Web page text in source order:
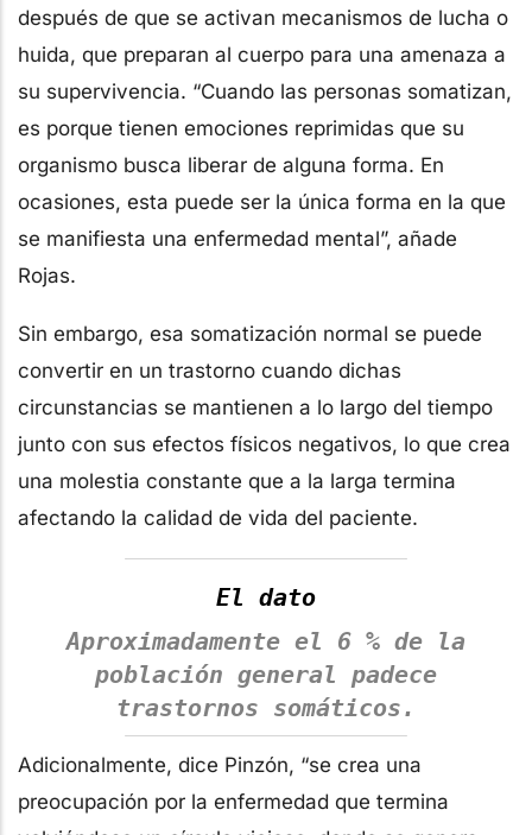
después de que se activan mecanismos de lucha o
huida, que preparan al cuerpo para una amenaza a
su supervivencia. “Cuando las personas somatizan,
es porque tienen emociones reprimidas que su
organismo busca liberar de alguna forma. En
ocasiones, esta puede ser la única forma en la que
se manifiesta una enfermedad mental”, añade
Rojas.
Sin embargo, esa somatización normal se puede
convertir en un trastorno cuando dichas
circunstancias se mantienen a lo largo del tiempo
junto con sus efectos físicos negativos, lo que crea
una molestia constante que a la larga termina
afectando la calidad de vida del paciente.
El dato
Aproximadamente el 6 % de la
población general padece
trastornos somáticos.
Adicionalmente, dice Pinzón, “se crea una
preocupación por la enfermedad que termina